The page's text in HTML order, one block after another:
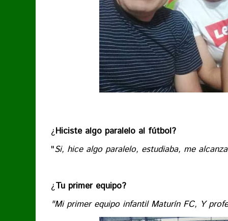
¿Hiciste algo paralelo al fútbol?
"Si, hice algo paralelo, estudiaba, me
¿Tu primer equipo?
"Mi primer equipo infantil Maturín FC, Y